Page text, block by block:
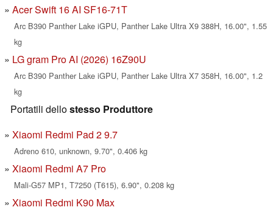
Acer Swift 16 AI SF16-71T
Arc B390 Panther Lake iGPU, Panther Lake Ultra X9 388H, 16.00", 1.55
kg
LG gram Pro AI (2026) 16Z90U
Arc B390 Panther Lake iGPU, Panther Lake Ultra X7 358H, 16.00", 1.2
kg
Portatili dellostesso Produttore
Xiaomi Redmi Pad 2 9.7
Adreno 610, unknown, 9.70", 0.406 kg
Xiaomi Redmi A7 Pro
Mali-G57 MP1, T7250 (T615), 6.90", 0.208 kg
Xiaomi Redmi K90 Max